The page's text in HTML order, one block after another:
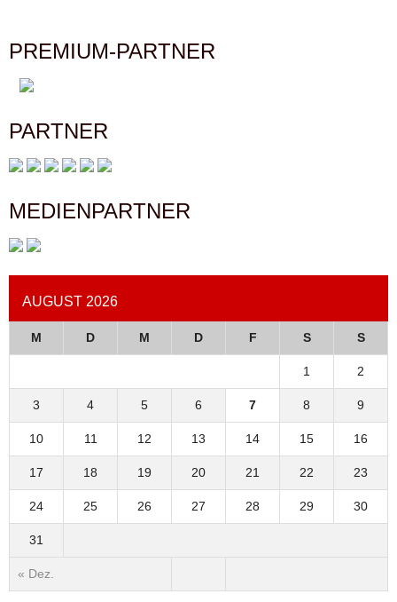
PREMIUM-PARTNER
PARTNER
MEDIENPARTNER
AUGUST 2026
M D M D F S S
« Dez.
1 2
3 4 5 6 7 8 9
10 11 12 13 14 15 16
17 18 19 20 21 22 23
24 25 26 27 28 29 30
31